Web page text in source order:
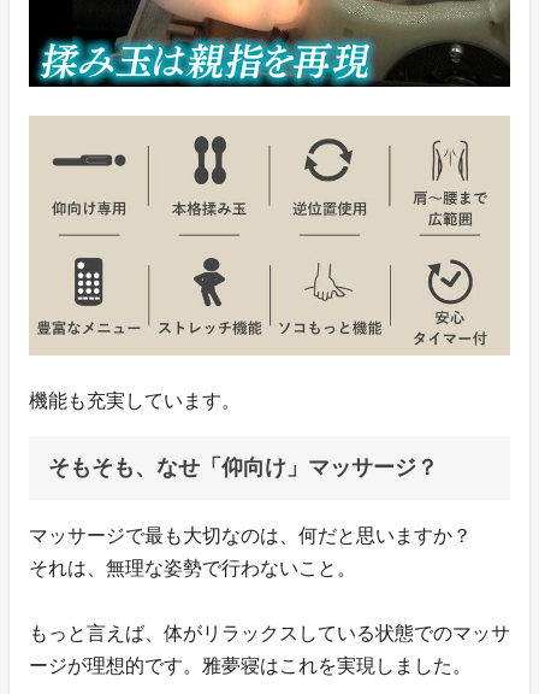
機能も充実しています。
そもそも、なせ「仰向け」マッサージ？
マッサージで最も大切なのは、何だと思いますか？
それは、無理な姿勢で行わないこと。
もっと言えば、体がリラックスしている状態でのマッサ
ージが理想的です。雅夢寝はこれを実現しました。